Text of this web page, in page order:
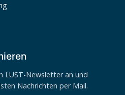
LUST-Newsletter an und
Nachrichten per Mail.